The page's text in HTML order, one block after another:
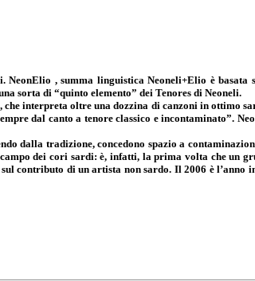
, summa linguistica Neoneli+Elio è basata
sorta di “quinto elemento” dei Tenores di Neoneli.
interpreta oltre una dozzina di canzoni in ottimo
dal canto a tenore classico e incontaminato”.
dalla tradizione, concedono spazio a
dei cori sardi: è, infatti, la prima volta che un
contributo di un artista non sardo. Il 2006 è l’anno